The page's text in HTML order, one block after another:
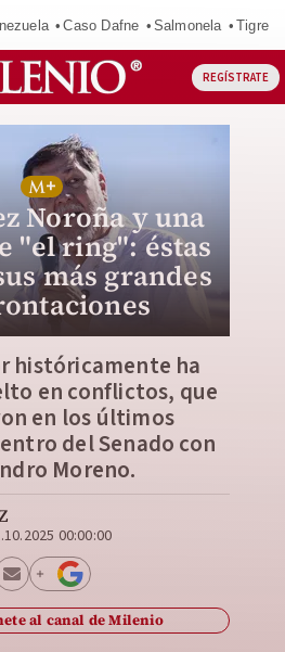
Caso Dafne Salmonela Tigres
REGÍSTRATE
Noroña y una
"el ring": éstas
más grandes
históricamente ha
en conflictos, que
en los últimos
del Senado con
Moreno.
00:00:00
al canal de Milenio